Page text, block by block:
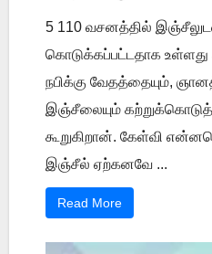
5 110 வசனத்தில்
கொடுக்கப்பட்டதாக
நபிக்கு வேதத்தையும்,
இஞ்சீலையும்
கூறுகிறான். கேள்வி
இஞ்சீல் ஏற்கனவே ...
Read More